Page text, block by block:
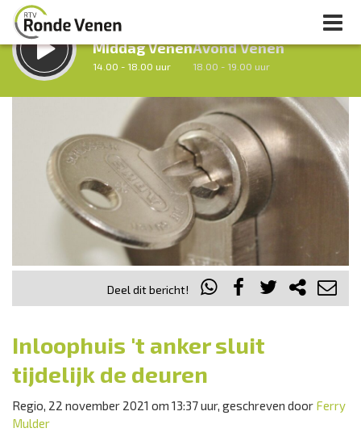
LUISTER LIVE:
Middag Venen
14.00 - 18.00 uur
Avond Venen
18.00 - 19.00 uur
Vorig uur uur 1 van 0 Volgend uur
Inklappen
Deel dit bericht!
Inloophuis 't anker sluit
tijdelijk de deuren
Regio, 22 november 2021 om 13:37 uur, geschreven door Ferry
Mulder